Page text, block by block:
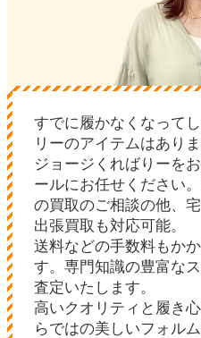
すでに履かなくなって
リーのアイテムはありま
ジョージくればりーを
ールにお任せください
の買取のご相談の他、
出張買取も対応可能。
送料などの手数料もか
す。専門知識の豊富な
査定いたします。
高いクオリティと履き
らではの美しいフォル